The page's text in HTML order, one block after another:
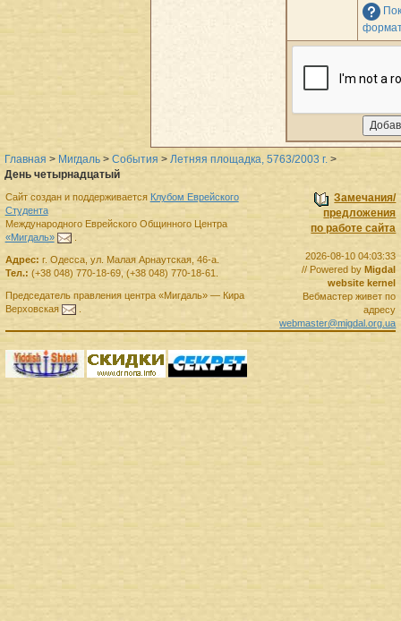
Главная > Мигдаль > События > Летняя площадка, 5763/2003 г. >
День четырнадцатый
Замечания/
предложения
по работе сайта
2026-08-10 04:03:33
// Powered by Migdal
website kernel
Вебмастер живет по
адресу
webmaster@migdal.org.ua
Сайт создан и поддерживается Клубом Еврейского
Студента
Международного Еврейского Общинного Центра
«Мигдаль»
Адрес: г. Одесса, ул. Малая Арнаутская, 46-а.
Тел.: (+38 048) 770-18-69, (+38 048) 770-18-61
Председатель правленияцентра «Мигдаль»— Кира
Верховская